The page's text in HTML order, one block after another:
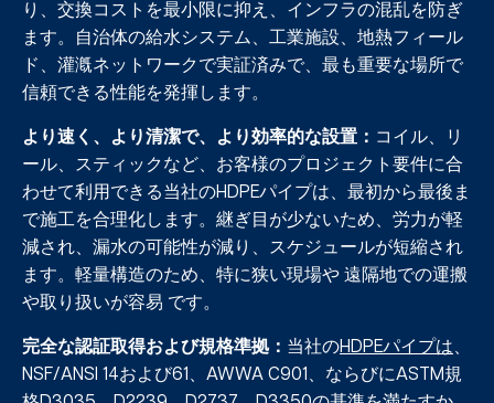
り、交換コストを最小限に抑え、インフラの混乱を防ぎ
ます。自治体の給水システム、工業施設、地熱フィール
ド、灌漑ネットワークで実証済みで、最も重要な場所で
信頼できる性能を発揮します。
より速く、より清潔で、より効率的な設置 ： コイル、リ
ール、スティックなど、お客様のプロジェクト要件に合
わせて利用できる当社のHDPEパイプは、最初から最後ま
で施工を合理化します。継ぎ目が少ないため、労力が軽
減され、漏水の可能性が減り、スケジュールが短縮され
ます。軽量構造のため、特に狭い現場や 遠隔地での運搬
や取り扱いが容易 です。
完全な認証取得および規格準拠 ： 当社のHDPEパイプは、
NSF/ANSI 14および61、AWWA C901、ならびにASTM規